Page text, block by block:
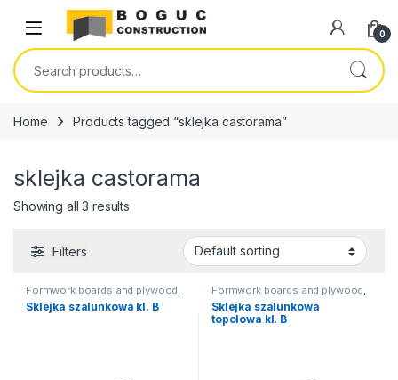
Skip to navigation
Skip to content
Open 0
Search for:
Home Products tagged “sklejka castorama”
sklejka castorama
Showing all 3 results
Filters
Formwork boards and plywood,
Formwork boards Formwork
plywood ,Formwork plywood
Sklejka szalunkowa kl. B
Formwork boards and plywood,
Formwork boards
plywood ,Formwork plywood
Slab formwork
Sklejka szalunkowa
topolowa kl. B